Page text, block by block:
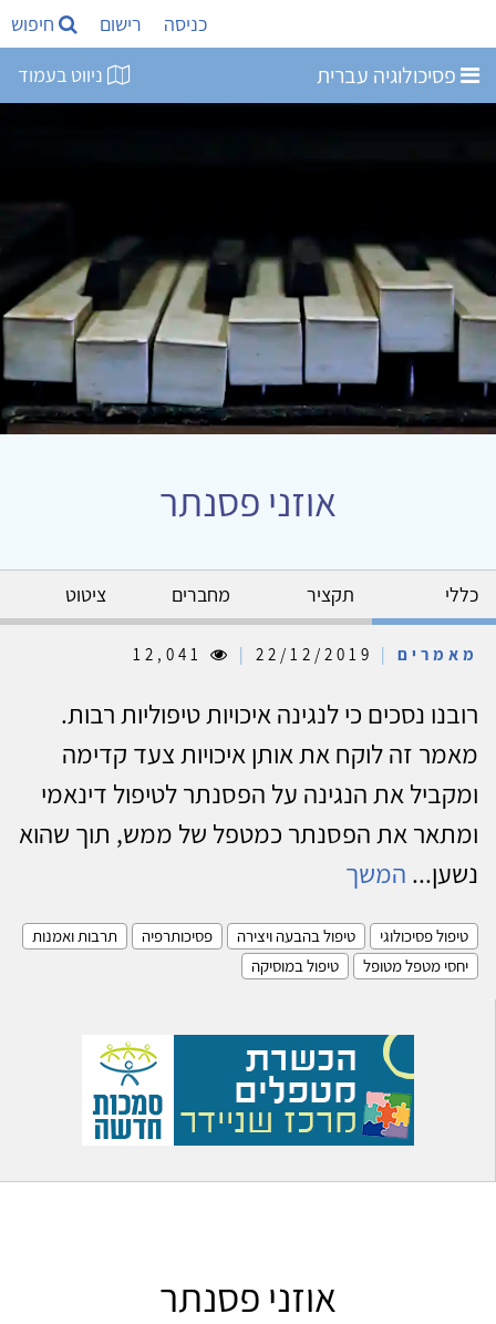
כניסה רישום חיפוש
פסיכולוגיה עברית ניווט בעמוד
אוזני פסנתר
כללי תקציר מחברים ציטוט
מאמרים |
|
רובנו נסכים כי לנגינה איכויות טיפוליות רבות.
מאמר זה לוקח את אותן איכויות צעד קדימה
ומקביל את הנגינה על הפסנתר לטיפול דינאמי
ומתאר את הפסנתר כמטפל של ממש, תוך שהוא
נשען... המשך
טיפול פסיכולוגי טיפול בהבעה ויצירה פסיכותרפיה
תרבות ואמנות
יחסי מטפל מטופל
טיפול במוסיקה
אוזני פסנתר